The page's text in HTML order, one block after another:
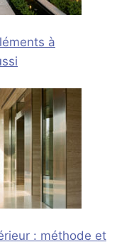
à
: méthode et